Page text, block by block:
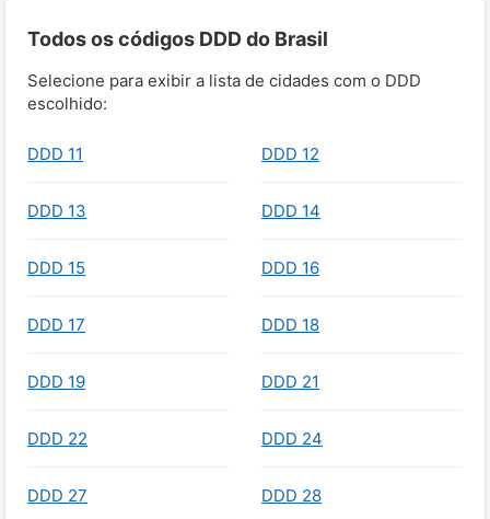
Todos os códigos DDD do Brasil
Selecione para exibir a lista de cidades com o DDD
escolhido:
DDD 11 DDD 12
DDD 13 DDD 14
DDD 15 DDD 16
DDD 17 DDD 18
DDD 19 DDD 21
DDD 22 DDD 24
DDD 27 DDD 28